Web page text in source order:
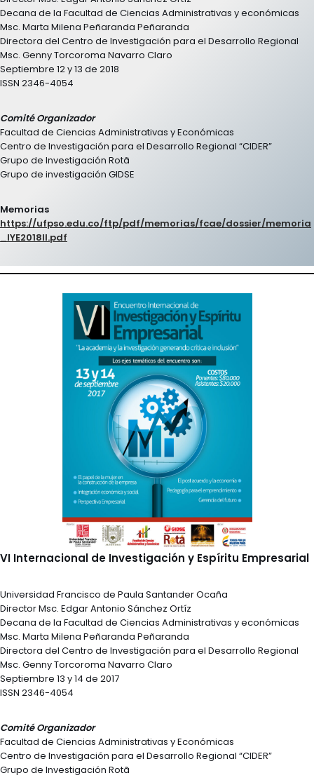
Decana de la Facultad de Ciencias Administrativas y económicas
Msc. Marta Milena Peñaranda Peñaranda
Directora del Centro de Investigación para el Desarrollo Regional
Msc. Genny Torcoroma Navarro Claro
Septiembre 12 y 13 de 2018
ISSN 2346-4054
Comité Organizador
Facultad de Ciencias Administrativas y Económicas
Centro de Investigación para el Desarrollo Regional “CIDER”
Grupo de Investigación Rotã
Grupo de investigación GIDSE
Memorias
https://ufpso.edu.co/ftp/pdf/memorias/fcae/dossier/memoria
_IYE2018II.pdf
VI Internacional de Investigación y Espíritu Empresarial
Universidad Francisco de Paula Santander Ocaña
Director Msc. Edgar Antonio Sánchez Ortíz
Decana de la Facultad de Ciencias Administrativas y económicas
Msc. Marta Milena Peñaranda Peñaranda
Directora del Centro de Investigación para el Desarrollo Regional
Msc. Genny Torcoroma Navarro Claro
Septiembre 13 y 14 de 2017
ISSN 2346-4054
Comité Organizador
Facultad de Ciencias Administrativas y Económicas
Centro de Investigación para el Desarrollo Regional “CIDER”
Grupo de Investigación Rotã